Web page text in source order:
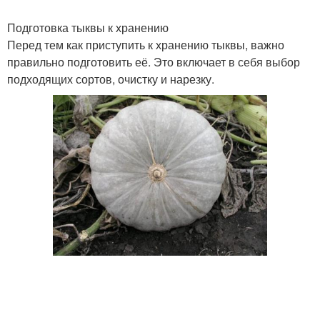
Подготовка тыквы к хранению
Перед тем как приступить к хранению тыквы, важно
правильно подготовить её. Это включает в себя выбор
подходящих сортов, очистку и нарезку.